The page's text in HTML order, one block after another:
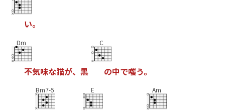
い。
Dm
不気味な猫が、 黒
C
の中で嗤う。
Bm7-5 E Am